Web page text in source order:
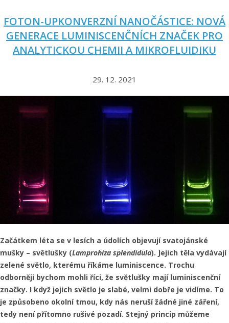
FOTON-UPKONVERZNÍ NANOČÁSTICE: NOVÁ
GENERACE LUMINISCENČNÍCH ZNAČEK PRO
ANALYTICKOU CHEMII A MIKROFLUIDIKU
29. 12. 2021
Začátkem léta se v lesích a údolích objevují svatojánské
mušky – světlušky (Lamprohiza splendidula). Jejich těla vydávají
zelené světlo, kterému říkáme luminiscence. Trochu
odborněji bychom mohli říci, že světlušky mají luminiscenční
značky. I když jejich světlo je slabé, velmi dobře je vidíme. To
je způsobeno okolní tmou, kdy nás neruší žádné jiné záření,
tedy není přítomno rušivé pozadí. Stejný princip můžeme